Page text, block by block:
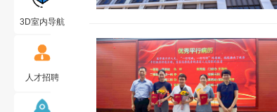
3D室内导航
人才招聘